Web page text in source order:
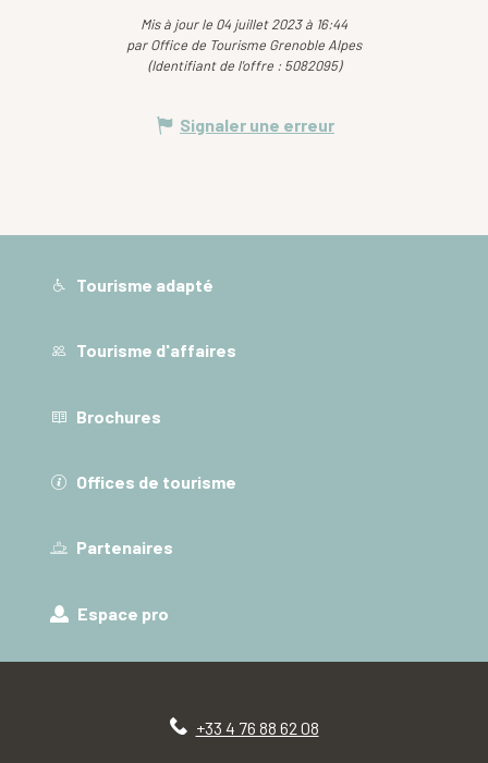
Mis à jour le 04 juillet 2023 à 16:44
par Office de Tourisme Grenoble Alpes
(Identifiant de l'offre : 5082095)
Signaler une erreur
Tourisme adapté
Tourisme d'affaires
Brochures
Offices de tourisme
Partenaires
Espace pro
+33 4 76 88 62 08